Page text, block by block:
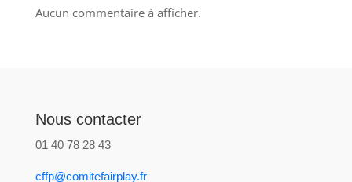
Aucun commentaire à afficher.
Nous contacter
01 40 78 28 43
cffp@comitefairplay.fr